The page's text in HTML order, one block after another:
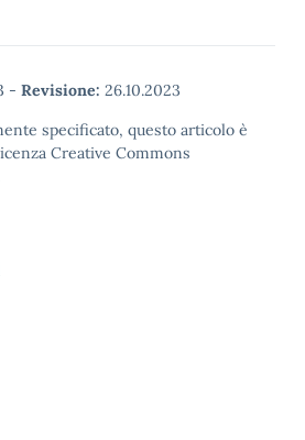
- Revisione: 26.10.2023
specificato, questo articolo è
Creative Commons